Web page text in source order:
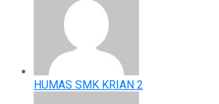
HUMAS SMK KRIAN 2